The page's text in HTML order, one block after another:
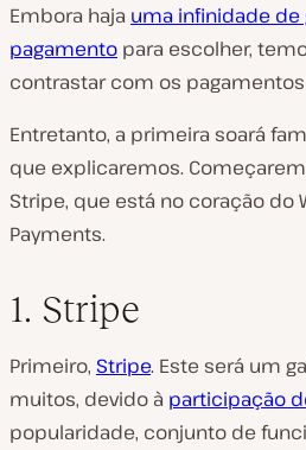
Embora haja uma infinidade de
pagamento para escolher,
contrastar com os
Entretanto, a primeira soará
que explicaremos.
Stripe, que está no coração do
Payments.
1. Stripe
Primeiro, Stripe. Este será um
muitos, devido à participação
popularidade, conjunto de